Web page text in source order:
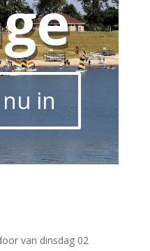
in
van dinsdag 02